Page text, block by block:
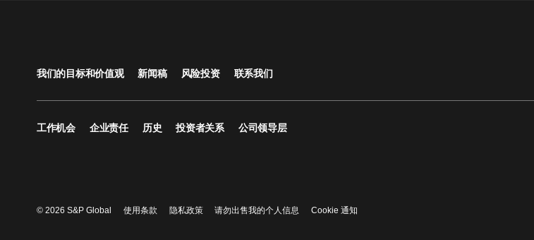
我们的目标和价值观 新闻稿 风险投资 联系我们
工作机会 企业责任 历史 投资者关系 公司领导层
© 2026 S&P Global 使用条款 隐私政策 请勿出售我的个人信息 Cookie 通知